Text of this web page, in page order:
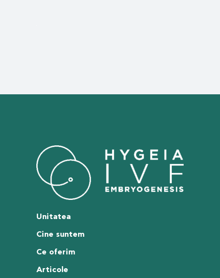
Unitatea
Cine suntem
Ce oferim
Articole